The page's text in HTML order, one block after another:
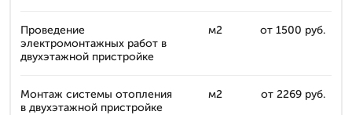
Проведение
электромонтажных работ в
двухэтажной пристройке
м2 от 1500 руб.
Монтаж системы отопления
в двухэтажной пристройке
м2 от 2269 руб.